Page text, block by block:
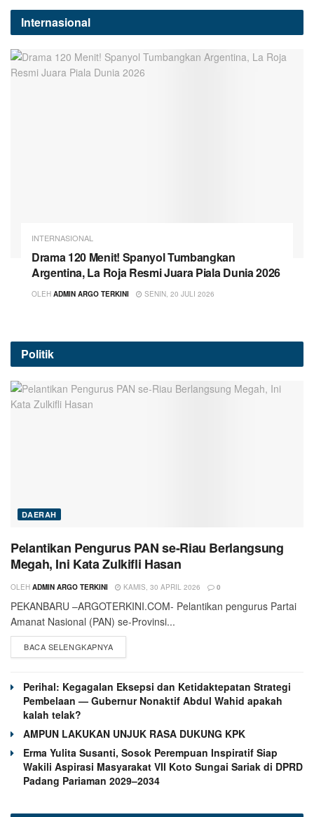
Internasional
INTERNASIONAL
Drama 120 Menit! Spanyol Tumbangkan
Argentina, La Roja Resmi Juara Piala Dunia 2026
OLEH ADMIN ARGO TERKINI SENIN, 20 JULI 2026
Politik
DAERAH
Pelantikan Pengurus PAN se-Riau Berlangsung
Megah, Ini Kata Zulkifli Hasan
OLEH ADMIN ARGO TERKINI KAMIS, 30 APRIL 2026 0
PEKANBARU –ARGOTERKINI.COM- Pelantikan pengurus Partai
Amanat Nasional (PAN) se-Provinsi...
BACA SELENGKAPNYA
Perihal: Kegagalan Eksepsi dan Ketidaktepatan Strategi
Pembelaan — Gubernur Nonaktif Abdul Wahid apakah
kalah telak?
AMPUN LAKUKAN UNJUK RASA DUKUNG KPK
Erma Yulita Susanti, Sosok Perempuan Inspiratif Siap
Wakili Aspirasi Masyarakat VII Koto Sungai Sariak di DPRD
Padang Pariaman 2029–2034